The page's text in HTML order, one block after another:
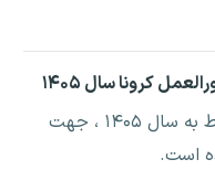
دستورالعمل جدید کرونا مربوط به سال ۱۴۰۵ ، جهت
است.